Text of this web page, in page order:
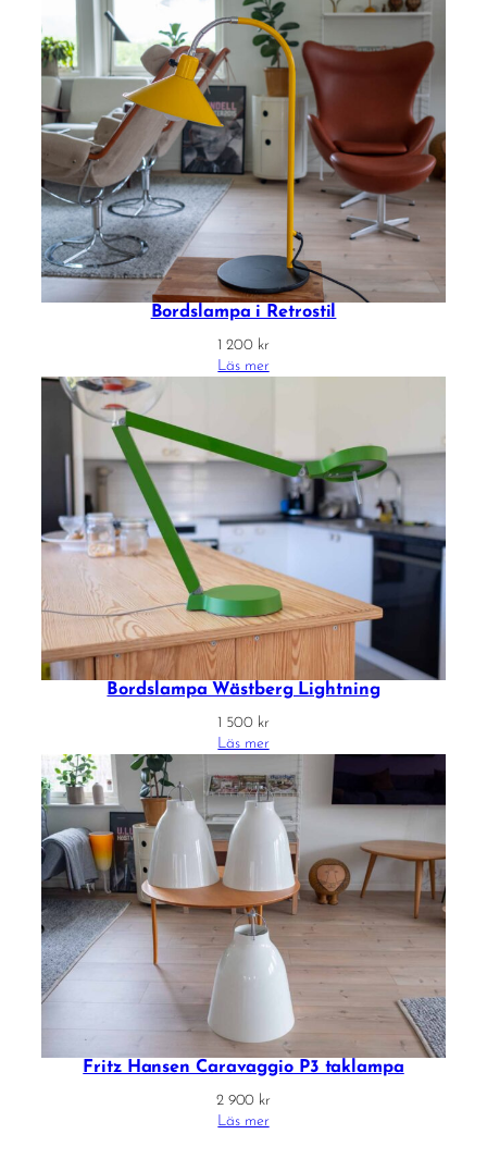
Bordslampa i Retrostil
1 200 kr
Läs mer
Bordslampa Wästberg Lightning
1 500 kr
Läs mer
Fritz Hansen Caravaggio P3 taklampa
2 900 kr
Läs mer